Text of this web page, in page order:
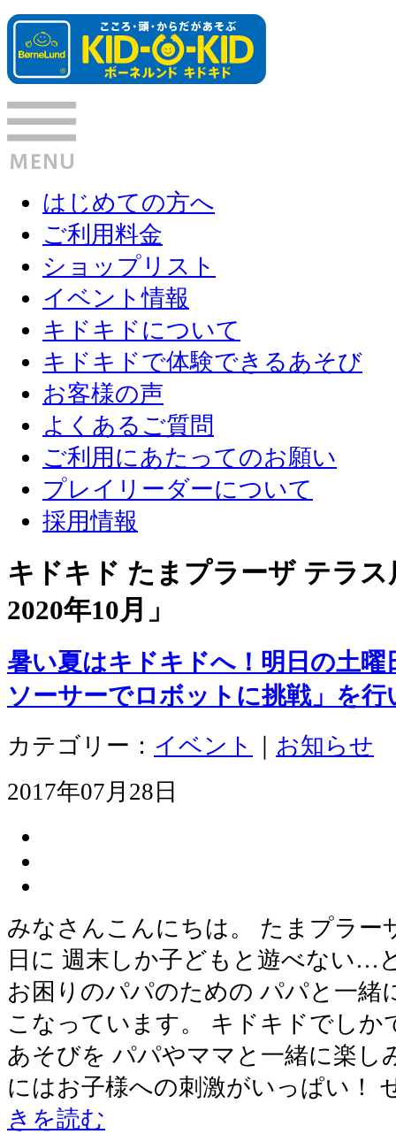
はじめての方へ
ご利用料金
ショップリスト
イベント情報
キドキドについて
キドキドで体験できるあそび
お客様の声
よくあるご質問
ご利用にあたってのお願い
プレイリーダーについて
採用情報
キドキド たまプラーザ テラ
2020年10月 」
暑い夏はキドキドへ！明日の土
ソーサーでロボットに挑戦」を行
カテゴリー： イベント
お知らせ
2017年07月28日
みなさんこんにちは。 たまプラー
日に 週末しか子どもと遊べない
お困りのパパのための パパと一緒
こなっています。 キドキドでし
あそびを パパやママと一緒に楽し
にはお子様への刺激がいっぱい！
きを読む